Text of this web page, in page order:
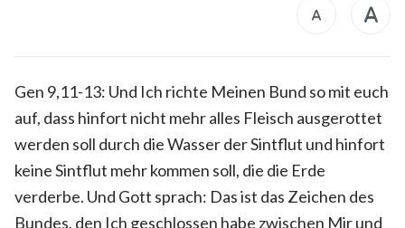
Gen 9,11-13: Und Ich richte Meinen Bund so mit euch
auf, dass hinfort nicht mehr alles Fleisch ausgerottet
werden soll durch die Wasser der Sintflut und hinfort
keine Sintflut mehr kommen soll, die die Erde
verderbe. Und Gott sprach: Das ist das Zeichen des
Bundes, den Ich geschlossen habe zwischen Mir und